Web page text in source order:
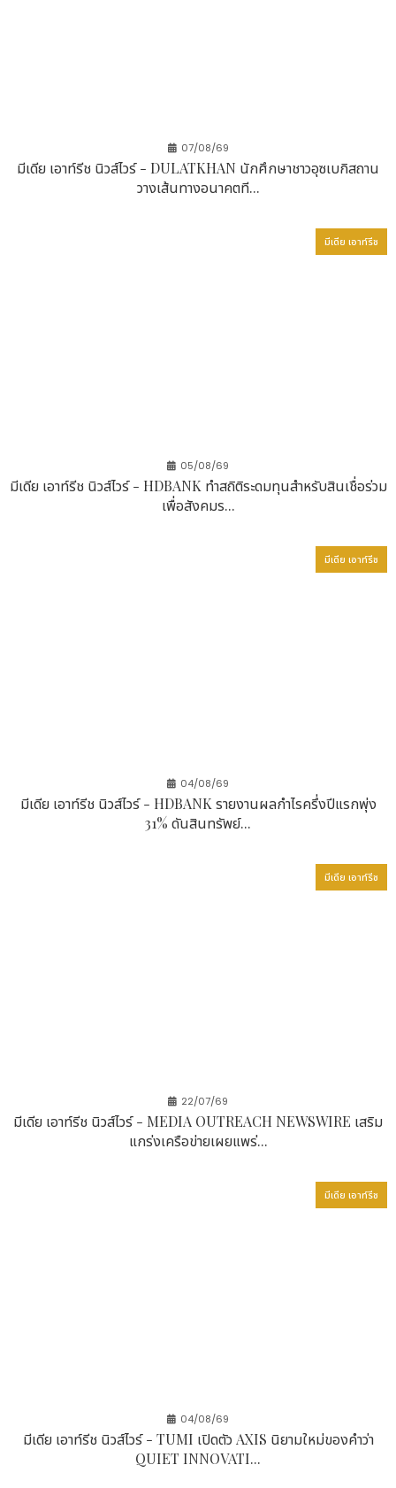
07/08/69
มีเดีย เอาท์รีช นิวส์ไวร์ - DULATKHAN นักศึกษาชาวอุซเบกิสถาน
วางเส้นทางอนาคตที...
มีเดีย เอาท์รีช
05/08/69
มีเดีย เอาท์รีช นิวส์ไวร์ - HDBANK ทำสถิติระดมทุนสำหรับสินเชื่อร่วม
เพื่อสังคมร...
มีเดีย เอาท์รีช
04/08/69
มีเดีย เอาท์รีช นิวส์ไวร์ - HDBANK รายงานผลกำไรครึ่งปีแรกพุ่ง
31% ดันสินทรัพย์...
มีเดีย เอาท์รีช
22/07/69
มีเดีย เอาท์รีช นิวส์ไวร์ - MEDIA OUTREACH NEWSWIRE เสริม
แกร่งเครือข่ายเผยแพร่...
มีเดีย เอาท์รีช
04/08/69
มีเดีย เอาท์รีช นิวส์ไวร์ - TUMI เปิดตัว AXIS นิยามใหม่ของคำว่า
QUIET INNOVATI...